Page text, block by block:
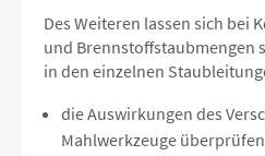
Des Weiteren lassen sich bei
und Brennstoffstaubmengen
in den einzelnen
die Auswirkungen des
Mahlwerkzeuge überprüfen